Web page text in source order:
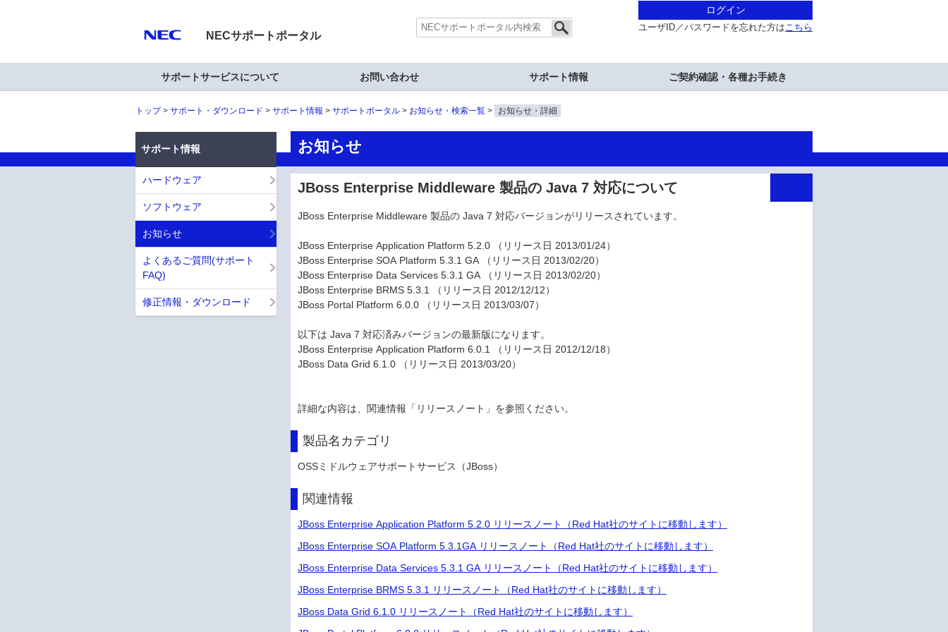
NECサポートポータル
ログイン
ユーザID／パスワードを忘れた方はこちら
サポートサービスについて お問い合わせ サポート情報 ご契約確認・各種お手続き
トップ サポート・ダウンロード サポート情報 サポートポータル お知らせ・検索一覧 お知らせ・詳細
お知らせ
JBoss Enterprise Middleware 製品の Java 7 対応について
JBoss Enterprise Middleware 製品の Java 7 対応バージョンがリリースされています。
JBoss Enterprise Application Platform 5.2.0 （リリース日 2013/01/24）
JBoss Enterprise SOA Platform 5.3.1 GA （リリース日 2013/02/20）
JBoss Enterprise Data Services 5.3.1 GA （リリース日 2013/02/20）
JBoss Enterprise BRMS 5.3.1 （リリース日 2012/12/12）
JBoss Portal Platform 6.0.0 （リリース日 2013/03/07）
以下は Java 7 対応済みバージョンの最新版になります。
JBoss Enterprise Application Platform 6.0.1 （リリース日 2012/12/18）
JBoss Data Grid 6.1.0 （リリース日 2013/03/20）
詳細な内容は、関連情報「リリースノート」を参照ください。
製品名カテゴリ
OSSミドルウェアサポートサービス（JBoss）
関連情報
JBoss Enterprise Application Platform 5.2.0 リリースノート（Red Hat社のサイトに移動します）
JBoss Enterprise SOA Platform 5.3.1GA リリースノート（Red Hat社のサイトに移動します）
JBoss Enterprise Data Services 5.3.1 GA リリースノート（Red Hat社のサイトに移動します）
JBoss Enterprise BRMS 5.3.1 リリースノート（Red Hat社のサイトに移動します）
JBoss Data Grid 6.1.0 リリースノート（Red Hat社のサイトに移動します）
サポート情報
ハードウェア
ソフトウェア
お知らせ
よくあるご質問(サポート
FAQ)
修正情報・ダウンロード